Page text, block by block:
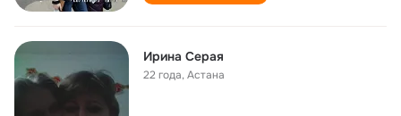
Ирина Серая
22 года,Астана